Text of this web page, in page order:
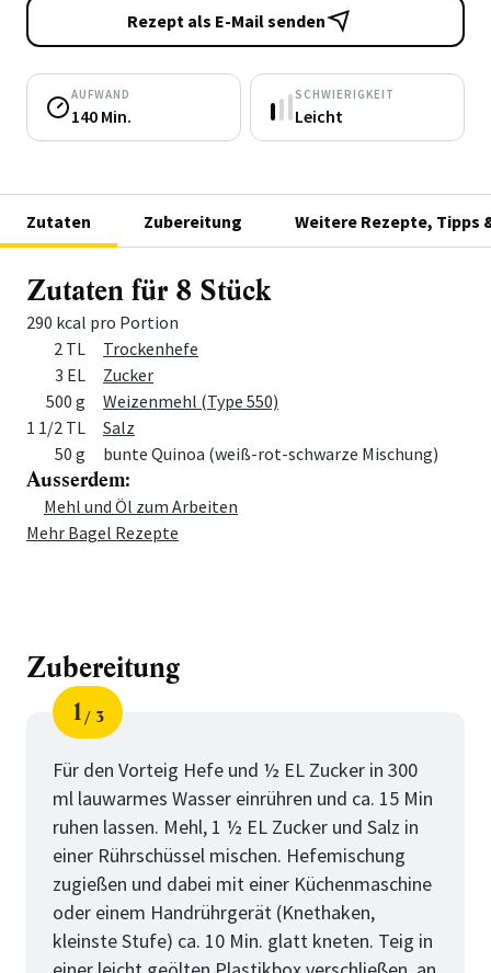
Rezept als E-Mail senden
AUFWAND
140 Min.
SCHWIERIGKEIT
Leicht
Zutaten Zubereitung Weitere Rezepte, Tipps
Zutaten für 8 Stück
290 kcal pro Portion
MengeZutat
2 TL
Trockenhefe
3 EL
Zucker
500 g
Weizenmehl (Type 550)
1 1/2 TL
Salz
50 g
bunte Quinoa (weiß-rot-schwarze Mischung)
Ausserdem:
MengeZutat
Mehl und Öl zum Arbeiten
Mehr Bagel Rezepte
Zubereitung
Schritt
1
von
3
Für den Vorteig Hefe und ½ EL Zucker in 300
ml lauwarmes Wasser einrühren und ca. 15 Min
ruhen lassen. Mehl, 1 ½ EL Zucker und Salz in
einer Rührschüssel mischen. Hefemischung
zugießen und dabei mit einer Küchenmaschine
oder einem Handrührgerät (Knethaken,
kleinste Stufe) ca. 10 Min. glatt kneten. Teig in